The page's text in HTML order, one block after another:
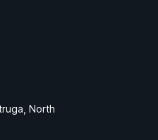
North